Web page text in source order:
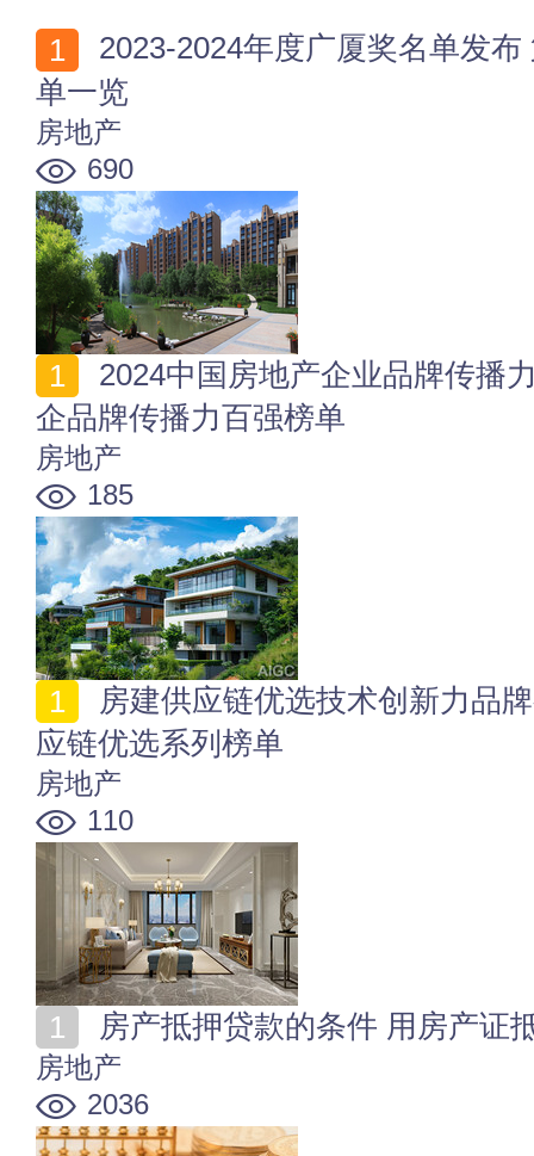
单一览
房地产
690
企品牌传播力百强榜单
房地产
185
应链优选系列榜单
房地产
110
房产抵押贷款的条件 用房产证
房地产
2036